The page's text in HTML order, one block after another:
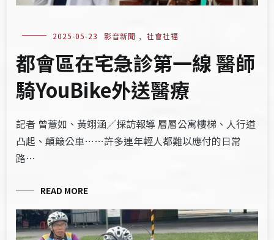
2025-05-23 影音新聞 , 社會社福
都會區在宅急診第一線 醫師
騎YouBike外送醫療
記者 曾薏如、黃翊涵／採訪報導 層層公寓樓梯、人行道
凸起、顛簸公車……許多連年輕人都難以應付的日常
路…
READ MORE